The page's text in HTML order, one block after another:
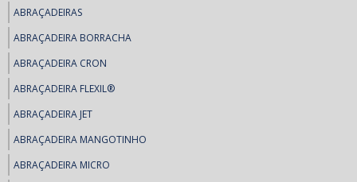
ABRAÇADEIRAS
ABRAÇADEIRA BORRACHA
ABRAÇADEIRA CRON
ABRAÇADEIRA FLEXIL®
ABRAÇADEIRA JET
ABRAÇADEIRA MANGOTINHO
ABRAÇADEIRA MICRO